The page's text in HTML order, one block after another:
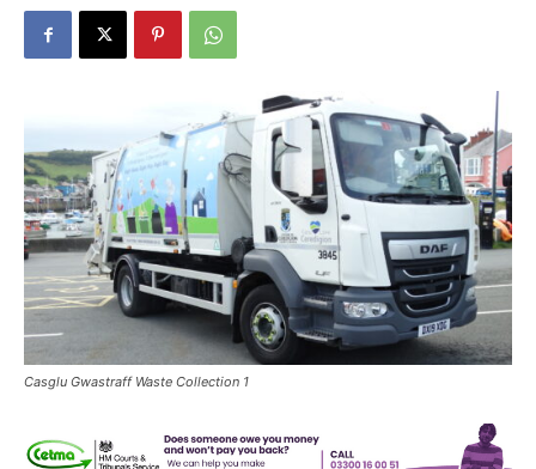
Casglu Gwastraff Waste Collection 1